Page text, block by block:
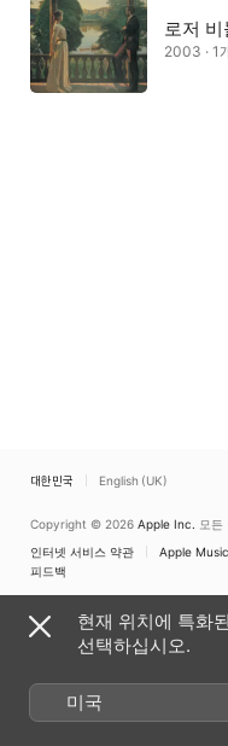
로저
2003 · 1
대한민국 English (UK)
Copyright © 2026 Apple Inc. 모든
인터넷 서비스 약관
Apple
피드백
현재 위치에 특화
선택하십시오.
미국